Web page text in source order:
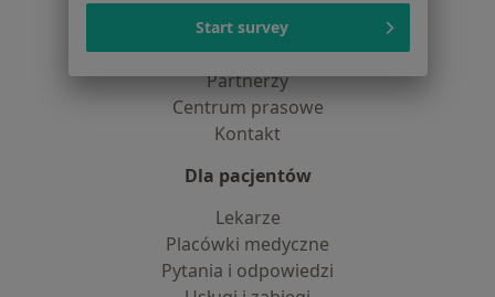
O nas
Praca Rekrutujemy!
Partnerzy
Centrum prasowe
Kontakt
Dla pacjentów
Lekarze
Placówki medyczne
Pytania i odpowiedzi
Start survey